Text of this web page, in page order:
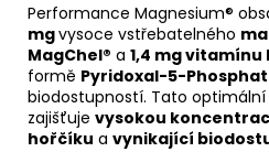
Performance Magnesium®
mgvysoce vstřebatelného
MagChel® a 1,4 mg vitamínu
formě Pyridoxal-5-
biodostupností. Tato
zajišťuje vysokou
hořčíku a vynikající